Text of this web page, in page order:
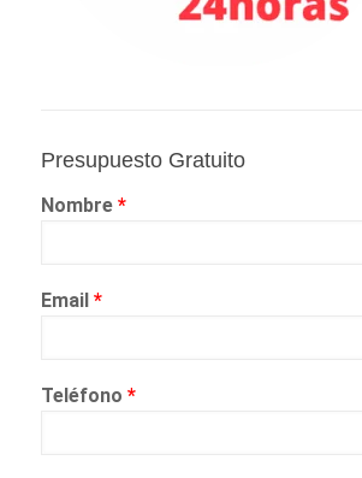
Presupuesto Gratuito
Nombre *
Email *
Teléfono *